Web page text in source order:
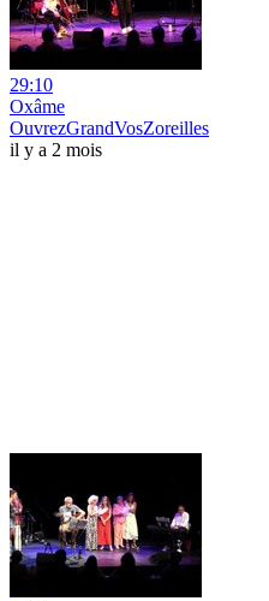
29:10
Oxâme
OuvrezGrandVosZoreilles
il y a 2 mois